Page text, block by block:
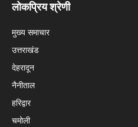
लोकप्रिय श्रेणी
मुख्य समाचार
उत्तराखंड
देहरादून
नैनीताल
हरिद्वार
चमोली